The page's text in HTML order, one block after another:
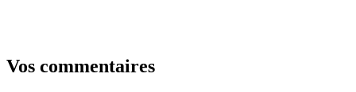
Vos commentaires